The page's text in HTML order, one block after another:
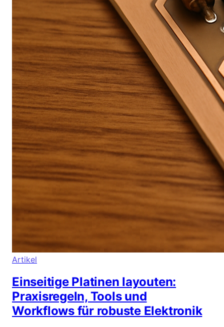
Artikel
Einseitige Platinen layouten:
Praxisregeln, Tools und
Workflows für robuste Elektronik